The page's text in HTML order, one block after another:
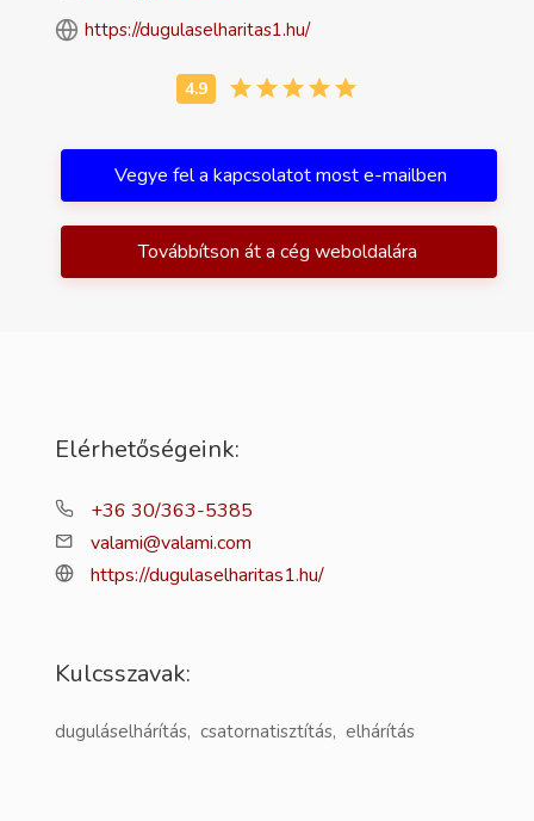
https://dugulaselharitas1.hu/
Vegye fel a kapcsolatot most e-mailben
Továbbítson át a cég weboldalára
Elérhetőségeink:
+36 30/363-5385
valami@valami.com
https://dugulaselharitas1.hu/
Kulcsszavak:
duguláselhárítás, csatornatisztítás, elhárítás